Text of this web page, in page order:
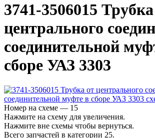
3741-3506015
центрального
соединительной
сборе УАЗ 3303
Номер на схеме — 15
Нажмите на схему для увеличения.
Нажмите вне схемы чтобы вернуться.
Всего запчастей в категории 25.